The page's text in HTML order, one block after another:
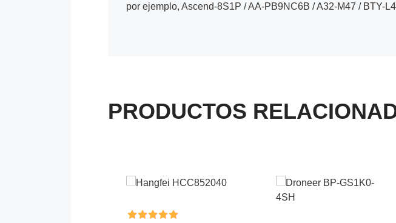
por ejemplo, Ascend-8S1P / AA-PB9NC6B / A32-M47 / BTY-
PRODUCTOS